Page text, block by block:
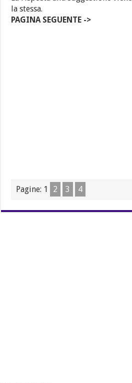
la stessa.
PAGINA SEGUENTE ->
Pagine: 1 2 3 4